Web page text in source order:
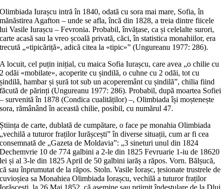
Olimbiada Iurașcu intră în 1840, odată cu sora mai mare, Sofia, în
mănăstirea Agafton – unde se afla, încă din 1828, a treia dintre fiicele
lui Vasile Iurașcu – Fevronia. Probabil, învățase, ca și celelalte surori,
carte acasă sau la vreo școală privată, căci, în statistica monahiilor, era
trecută „«tipicăriță», adică citea la «tipic»” (Ungureanu 1977: 286).
A locuit, cel puțin inițial, cu maica Sofia Iurașcu, care avea „o chilie cu
2 odăi «mobilate», acoperite cu șindilă, o cuhne cu 2 odăi, tot cu
șindilă, hambar și șură tot sub un acoperemânt cu șindilă”, chilia fiind
făcută de părinți (Ungureanu 1977: 286). Probabil, după moartea Sofiei
– survenită în 1878 (Condica cualităților) –, Olimbiada își moștenește
sora, rămânând în această chilie, posibil, cu numărul 47.
Știința de carte, dublată de cumpătare, o face pe monahia Olimbiada
„vechilă a tuturor fraților Iurășcești” în diverse situații, cum ar fi cea
consemnată de „Gazeta de Moldavia”: „3 sineturi unul din 1824
Dechemvrie 10 de 774 galbini a 2-le din 1825 Fevruarie 1-iu de 18620
lei și al 3-le din 1825 April de 50 galbini iarăș a răpos. Vorn. Bălșucă,
că sau înprumutat de la răpos. Stoln. Vasile Iorașc, țesionate trustrele de
cuvioșiea sa Monahiea Olimbiada Iorașcu, vechilă a tuturor fraților